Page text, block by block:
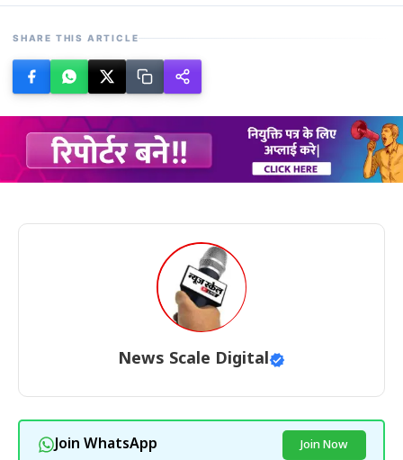
SHARE THIS ARTICLE
News Scale Digital
Join WhatsApp Join Now